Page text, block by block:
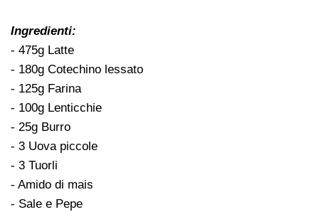
Ingredienti:
- 475g Latte
- 180g Cotechino lessato
- 125g Farina
- 100g Lenticchie
- 25g Burro
- 3 Uova piccole
- 3 Tuorli
- Amido di mais
- Sale e Pepe